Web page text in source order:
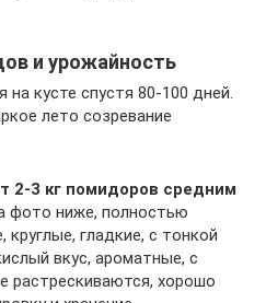
и урожайность
кусте спустя 80-100 дней.
лето созревание
2-3 кг помидоров средним
фото ниже, полностью
гладкие, с тонкой
вкус, ароматные, с
растрескиваются, хорошо